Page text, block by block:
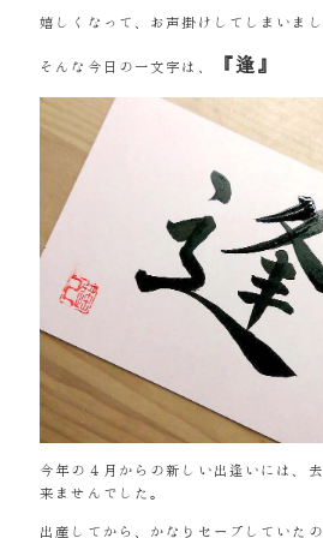
嬉しくなって、お声掛けしてしまいま
そんな今日の一文字は、 『逢』
今年の４月からの新しい出逢いには、
来ませんでした。
出産してから、かなりセーブしていた